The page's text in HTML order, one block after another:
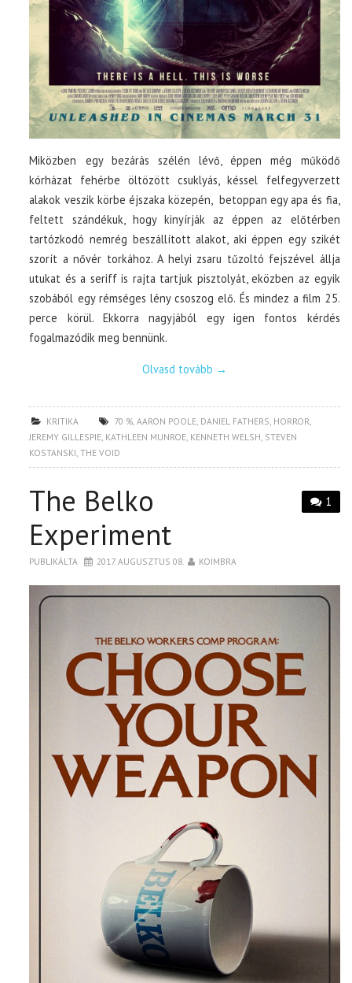
Miközben egy bezárás szélén lévő, éppen még működő
kórházat fehérbe öltözött csuklyás, késsel felfegyverzett
alakok veszik körbe éjszaka közepén, betoppan egy apa és fia,
feltett szándékuk, hogy kinyírják az éppen az előtérben
tartózkodó nemrég beszállított alakot, aki éppen egy szikét
szorít a nővér torkához. A helyi zsaru tűzoltó fejszével állja
utukat és a seriff is rajta tartjuk pisztolyát, eközben az egyik
szobából egy rémséges lény csoszog elő. És mindez a film 25.
perce körül. Ekkorra nagyjából egy igen fontos kérdés
fogalmazódik meg bennünk.
Olvasd tovább →
KRITIKA 70 % ,AARON POOLE DANIEL FATHERS HORROR
JEREMY GILLESPIE KATHLEEN MUNROE KENNETH WELSH STEVEN
KOSTANSKI ,THE VOID
1
The Belko
Experiment
PUBLIKÁLTA 2017. AUGUSZTUS 08. KOIMBRA